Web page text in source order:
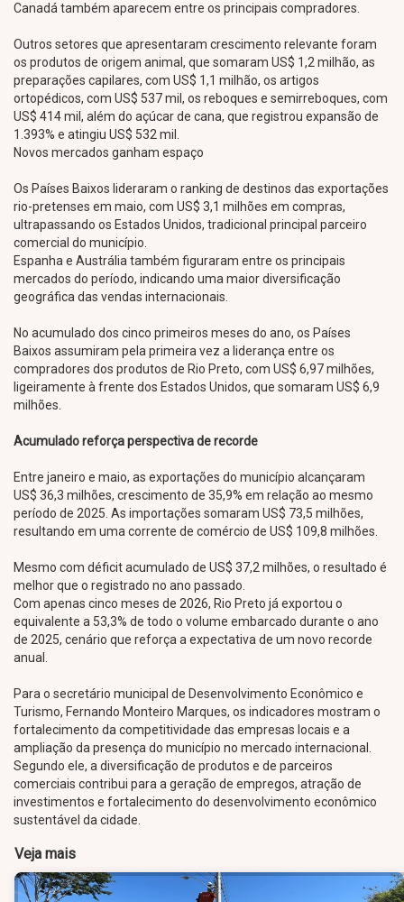
Canadá também aparecem entre os principais compradores.
Outros setores que apresentaram crescimento relevante foram
os produtos de origem animal, que somaram US$ 1,2 milhão, as
preparações capilares, com US$ 1,1 milhão, os artigos
ortopédicos, com US$ 537 mil, os reboques e semirreboques, com
US$ 414 mil, além do açúcar de cana, que registrou expansão de
1.393% e atingiu US$ 532 mil.
Novos mercados ganham espaço
Os Países Baixos lideraram o ranking de destinos das exportações
rio-pretenses em maio, com US$ 3,1 milhões em compras,
ultrapassando os Estados Unidos, tradicional principal parceiro
comercial do município.
Espanha e Austrália também figuraram entre os principais
mercados do período, indicando uma maior diversificação
geográfica das vendas internacionais.
No acumulado dos cinco primeiros meses do ano, os Países
Baixos assumiram pela primeira vez a liderança entre os
compradores dos produtos de Rio Preto, com US$ 6,97 milhões,
ligeiramente à frente dos Estados Unidos, que somaram US$ 6,9
milhões.
Acumulado reforça perspectiva de recorde
Entre janeiro e maio, as exportações do município alcançaram
US$ 36,3 milhões, crescimento de 35,9% em relação ao mesmo
período de 2025. As importações somaram US$ 73,5 milhões,
resultando em uma corrente de comércio de US$ 109,8 milhões.
Mesmo com déficit acumulado de US$ 37,2 milhões, o resultado é
melhor que o registrado no ano passado.
Com apenas cinco meses de 2026, Rio Preto já exportou o
equivalente a 53,3% de todo o volume embarcado durante o ano
de 2025, cenário que reforça a expectativa de um novo recorde
anual.
Para o secretário municipal de Desenvolvimento Econômico e
Turismo, Fernando Monteiro Marques, os indicadores mostram o
fortalecimento da competitividade das empresas locais e a
ampliação da presença do município no mercado internacional.
Segundo ele, a diversificação de produtos e de parceiros
comerciais contribui para a geração de empregos, atração de
investimentos e fortalecimento do desenvolvimento econômico
sustentável da cidade.
Veja mais